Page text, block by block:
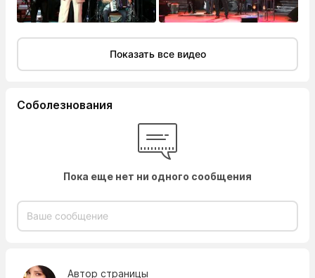
Показать все видео
Соболезнования
Пока еще нет ни одного сообщения
Автор страницы